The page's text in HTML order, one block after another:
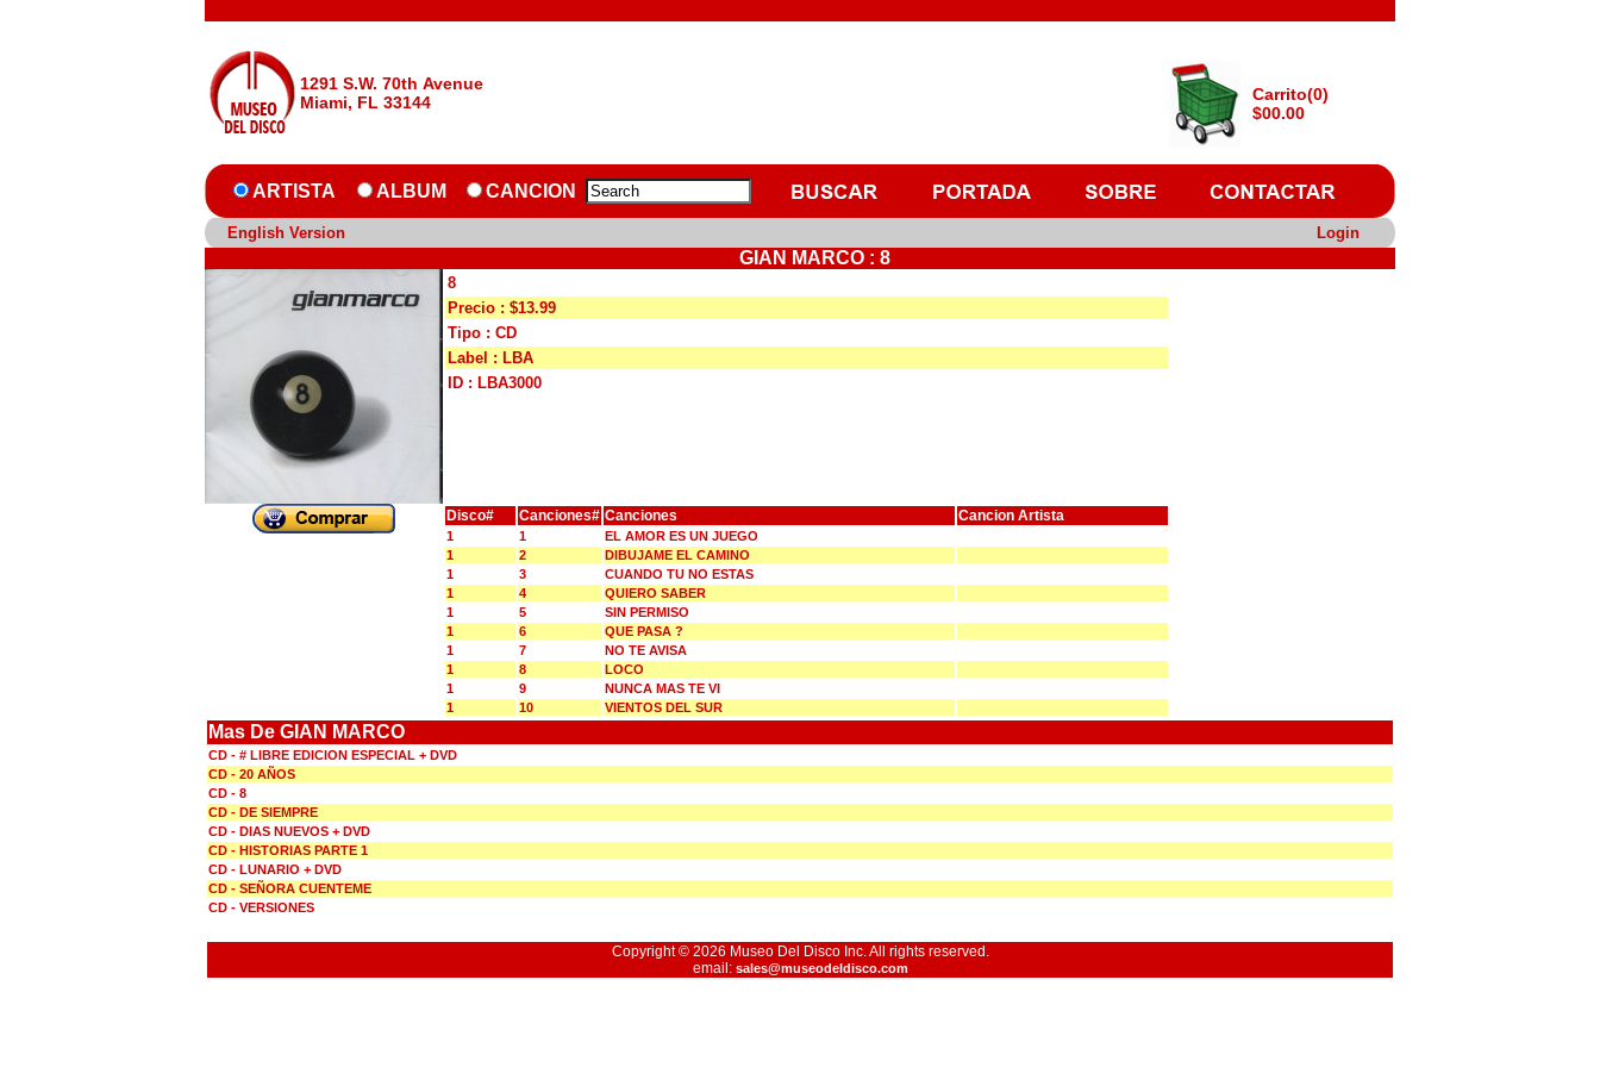
1291 S.W. 70th Avenue
Miami, FL 33144
Carrito(0)
$00.00
ARTISTA ALBUM CANCION
English Version Login
GIAN MARCO : 8
8
Precio : $13.99
Tipo : CD
Label : LBA
ID : LBA3000
Disco# Canciones# Canciones Cancion Artista
1 1
EL AMOR ES UN JUEGO
1
2
DIBUJAME EL CAMINO
1
3
CUANDO TU NO ESTAS
1
4
QUIERO SABER
1
5
SIN PERMISO
1
6
QUE PASA ?
1
7
NO TE AVISA
1
8
LOCO
1
9
NUNCA MAS TE VI
1
10 VIENTOS DEL SUR
Mas De GIAN MARCO
CD - # LIBRE EDICION ESPECIAL + DVD
CD - 20 AÑOS
CD - 8
CD - DE SIEMPRE
CD - DIAS NUEVOS + DVD
CD - HISTORIAS PARTE 1
CD - LUNARIO + DVD
CD - SEÑORA CUENTEME
CD - VERSIONES
Copyright © 2026 Museo Del Disco Inc. All rights reserved.
email: sales@museodeldisco.com